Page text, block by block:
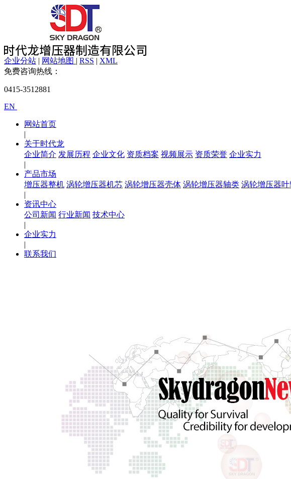
企业分站 | 网站地图 | RSS | XML
免费咨询热线：
0415-3512881
EN
网站首页
|
关于时代龙
企业简介 发展历程 企业文化 资质档案 视频展示 资质荣誉 企业实力
|
产品市场
增压器整机 涡轮增压器机芯 涡轮增压器壳体 涡轮增压器轴类 涡轮增压器叶
|
资讯中心
公司新闻 行业新闻 技术中心
|
企业实力
|
联系我们